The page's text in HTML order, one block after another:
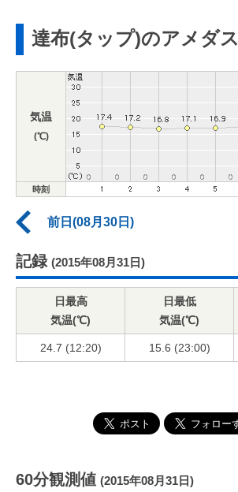
達布(タップ)のアメダス
気温
(℃)
時刻
前日(08月30日)
記録 (2015年08月31日)
日最高
気温(℃)
日最低
気温(℃)
24.7 (12:20) 15.6 (23:00)
60分観測値 (2015年08月31日)